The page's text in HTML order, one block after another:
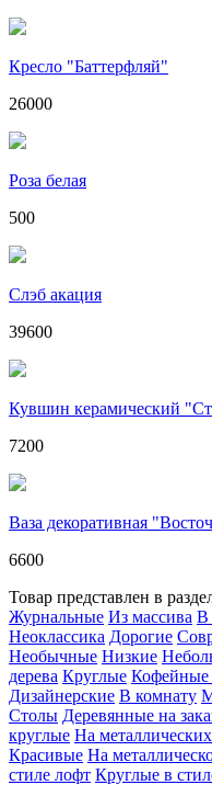
Кресло "Баттерфляй"
26000
Роза белая
500
Слэб акация
39600
Кувшин керамический
7200
Ваза декоративная
6600
Товар представлен в
Журнальные Из массива В
Неоклассика Дорогие
Необычные Низкие
дерева Круглые Кофейные
Дизайнерские В комнату
Столы Деревянные на
круглые На
Красивые На
стиле лофт Круглые в